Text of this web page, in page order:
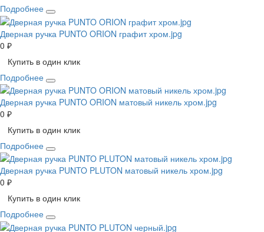
Подробнее
Дверная ручка PUNTO ORION графит хром.jpg
0 ₽
Купить в один клик
Подробнее
Дверная ручка PUNTO ORION матовый никель хром.jpg
0 ₽
Купить в один клик
Подробнее
Дверная ручка PUNTO PLUTON матовый никель хром.jpg
0 ₽
Купить в один клик
Подробнее